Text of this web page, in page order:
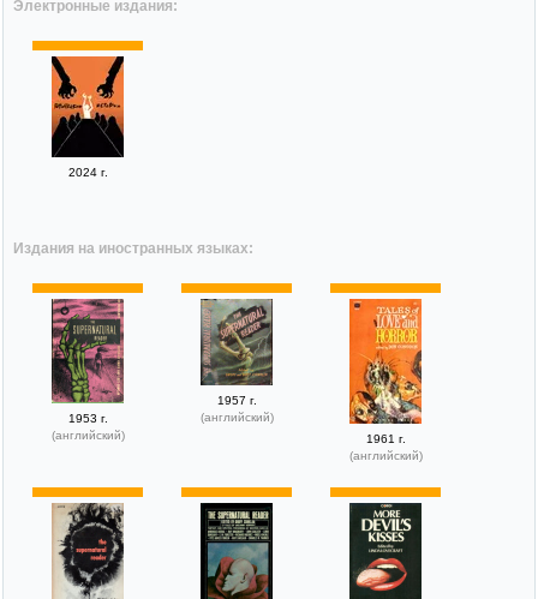
Электронные издания:
2024 г.
Издания на иностранных языках:
1953 г.
(английский)
1957 г.
(английский)
1961 г.
(английский)